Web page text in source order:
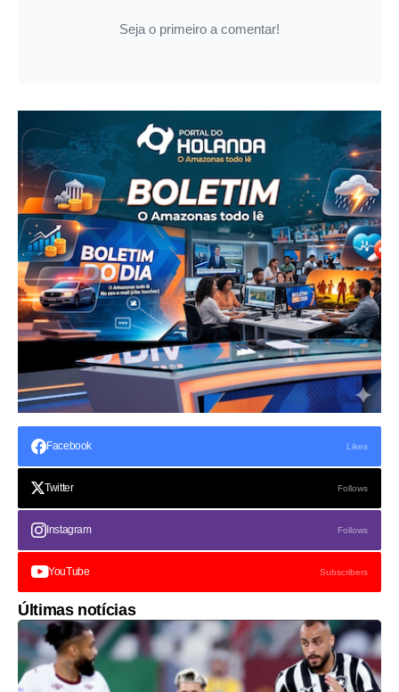
Seja o primeiro a comentar!
Facebook Likes
Twitter Follows
Instagram Follows
YouTube Subscribers
Últimas notícias